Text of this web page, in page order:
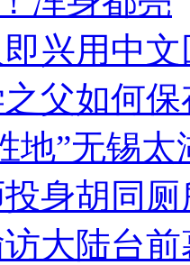
兴用中
之父如何
地”无锡
身胡同
大陆台